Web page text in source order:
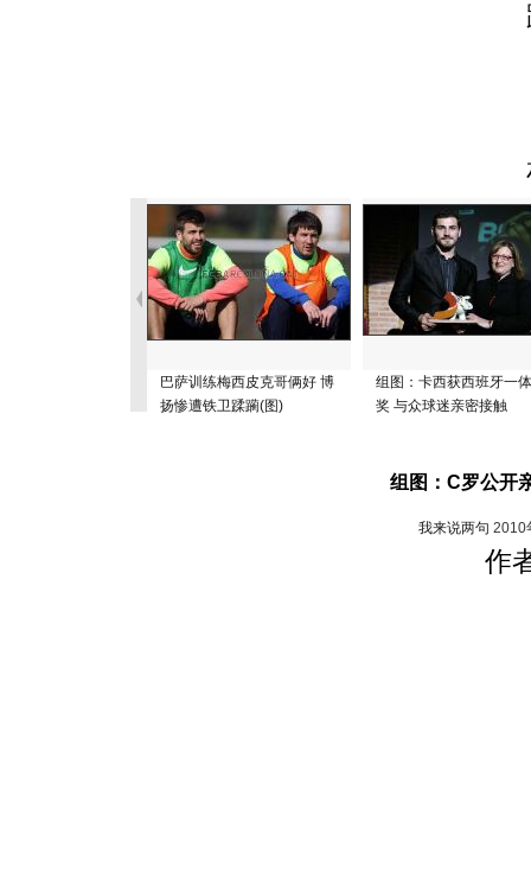
巴萨训练梅西皮克哥俩好 博
扬惨遭铁卫蹂躏(图)
组图：卡西获西班牙一
奖 与众球迷亲密接触
组图：C罗公开
我来说两句 2010
作